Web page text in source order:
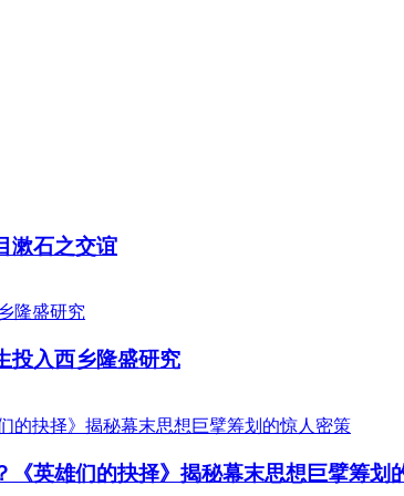
漱石之交谊
投入西乡隆盛研究
《英雄们的抉择》揭秘幕末思想巨擘筹划